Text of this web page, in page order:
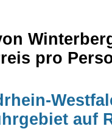
pro
auf